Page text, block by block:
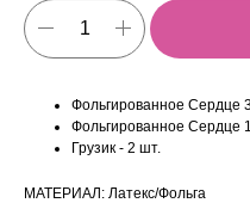
Фольгированное Сердце
Фольгированное Сердце
Грузик - 2 шт.
МАТЕРИАЛ: Латекс/Фольга